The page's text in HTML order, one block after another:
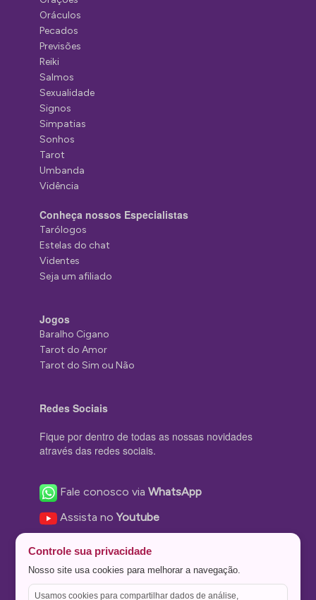
Oráculos
Pecados
Previsões
Reiki
Salmos
Sexualidade
Signos
Simpatias
Sonhos
Tarot
Umbanda
Vidência
Conheça nossos Especialistas
Tarólogos
Estelas do chat
Videntes
Seja um afiliado
Jogos
Baralho Cigano
Tarot do Amor
Tarot do Sim ou Não
Redes Sociais
Fique por dentro de todas as nossas novidades
através das redes sociais.
Fale conosco viaWhatsApp
Assista noYoutube
Nos siga no Instagram
Nos siga noTwitter
Controle sua privacidade
Nosso site usa cookies para melhorar a navegação.
Usamos cookies para compartilhar dados de análise,